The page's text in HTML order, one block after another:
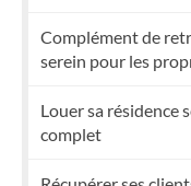
Complément de
serein pour les
Louer sa résidence
complet